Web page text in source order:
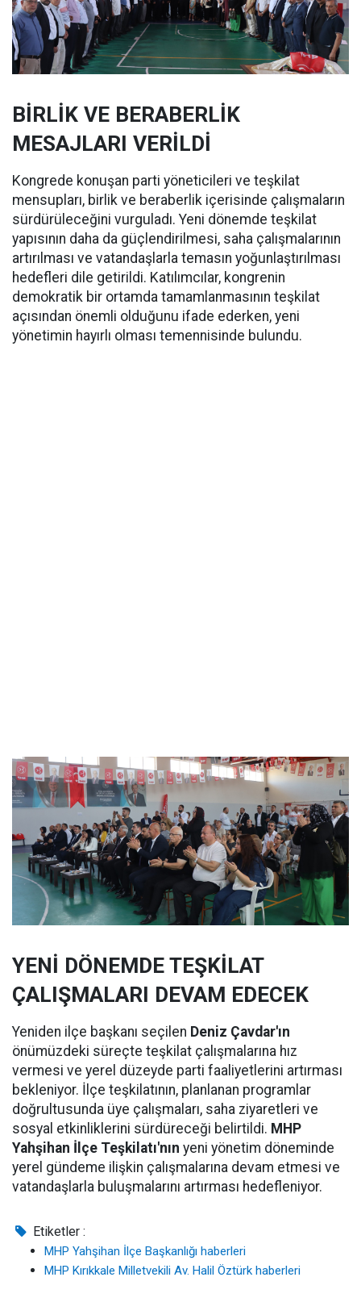
BİRLİK VE BERABERLİK
MESAJLARI VERİLDİ
Kongrede konuşan parti yöneticileri ve teşkilat
mensupları, birlik ve beraberlik içerisinde çalışmaların
sürdürüleceğini vurguladı. Yeni dönemde teşkilat
yapısının daha da güçlendirilmesi, saha çalışmalarının
artırılması ve vatandaşlarla temasın yoğunlaştırılması
hedefleri dile getirildi. Katılımcılar, kongrenin
demokratik bir ortamda tamamlanmasının teşkilat
açısından önemli olduğunu ifade ederken, yeni
yönetimin hayırlı olması temennisinde bulundu.
YENİ DÖNEMDE TEŞKİLAT
ÇALIŞMALARI DEVAM EDECEK
Yeniden ilçe başkanı seçilen Deniz Çavdar'ın
önümüzdeki süreçte teşkilat çalışmalarına hız
vermesi ve yerel düzeyde parti faaliyetlerini artırması
bekleniyor. İlçe teşkilatının, planlanan programlar
doğrultusunda üye çalışmaları, saha ziyaretleri ve
sosyal etkinliklerini sürdüreceği belirtildi. MHP
Yahşihan İlçe Teşkilatı'nın yeni yönetim döneminde
yerel gündeme ilişkin çalışmalarına devam etmesi ve
vatandaşlarla buluşmalarını artırması hedefleniyor.
Etiketler :
MHP Yahşihan İlçe Başkanlığı haberleri
MHP Kırıkkale Milletvekili Av. Halil Öztürk haberleri